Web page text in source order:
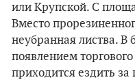
или Крупской. С
Вместо
неубранная листва. В
появлением
приходится ездить